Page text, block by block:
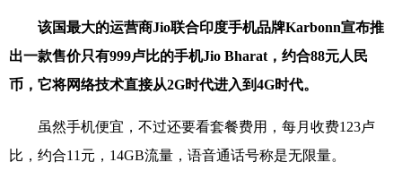
该国最大的运营商Jio联合印度手机品牌Karbonn宣布推
出一款售价只有999卢比的手机Jio Bharat，约合88元人民
币，它将网络技术直接从2G时代进入到4G时代。
虽然手机便宜，不过还要看套餐费用，每月收费123卢
比，约合11元，14GB流量，语音通话号称是无限量。